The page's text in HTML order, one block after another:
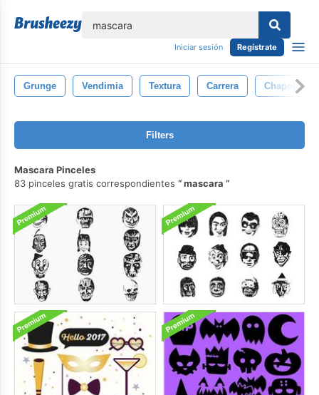
Iniciar sesión Regístrate
Grunge Vendimia Textura Carrera Chapoteo
Filters
Mascara Pinceles
83 pinceles gratis correspondientes
mascara